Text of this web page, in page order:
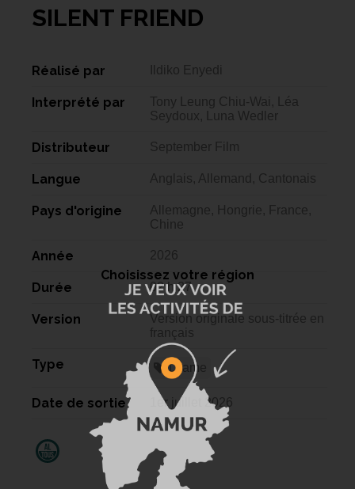
SILENT FRIEND
Réalisé par Ildiko Enyedi
Interprété par
Tony Leung Chiu-Wai, Léa
Seydoux, Luna Wedler
Distributeur September Film
Langue Anglais, Allemand, Cantonais
Pays d'origine
Allemagne, Hongrie, France,
Chine
Année 2026
Durée 02 h 27
Version
Version originale sous-titrée en
français
Type Drame
Date de sortie 1er juillet 2026
Choisissez votre région